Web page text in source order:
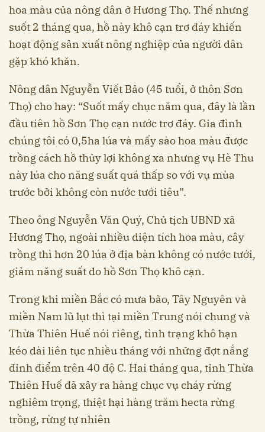
hoa màu của nông dân ở Hương Thọ. Thế nhưng
suốt 2 tháng qua, hồ này khô cạn trơ đáy khiến
hoạt động sản xuất nông nghiệp của người dân
gặp khó khăn.
Nông dân Nguyễn Viết Bảo (45 tuổi, ở thôn Sơn
Thọ) cho hay: “Suốt mấy chục năm qua, đây là lần
đầu tiên hồ Sơn Thọ cạn nước trơ đáy. Gia đình
chúng tôi có 0,5ha lúa và mấy sào hoa màu được
trồng cách hồ thủy lợi không xa nhưng vụ Hè Thu
này lúa cho năng suất quá thấp so với vụ mùa
trước bởi không còn nước tưới tiêu”.
Theo ông Nguyễn Văn Quý, Chủ tịch UBND xã
Hương Thọ, ngoài nhiều diện tích hoa màu, cây
trồng thì hơn 20 lúa ở địa bàn không có nước tưới,
giảm năng suất do hồ Sơn Thọ khô cạn.
Trong khi miền Bắc có mưa bão, Tây Nguyên và
miền Nam lũ lụt thì tại miền Trung nói chung và
Thừa Thiên Huế nói riêng, tình trạng khô hạn
kéo dài liên tục nhiều tháng với những đợt nắng
đỉnh điểm trên 40 độ C. Hai tháng qua, tỉnh Thừa
Thiên Huế đã xảy ra hàng chục vụ cháy rừng
nghiêm trọng, thiệt hại hàng trăm hecta rừng
trồng, rừng tự nhiên